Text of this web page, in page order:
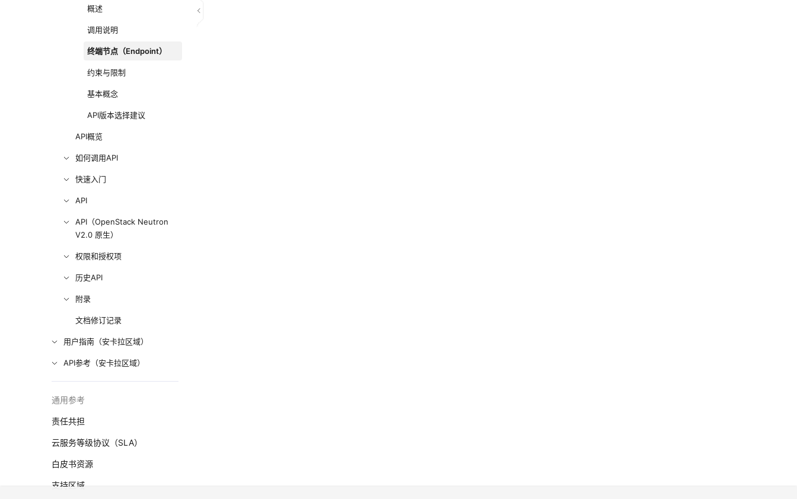
概述
调用说明
终端节点（Endpoint）
约束与限制
基本概念
API版本选择建议
API概览
如何调用API
快速入门
API
API（OpenStack Neutron
V2.0 原生）
权限和授权项
历史API
附录
文档修订记录
用户指南（安卡拉区域）
API参考（安卡拉区域）
通用参考
责任共担
云服务等级协议（SLA）
白皮书资源
支持区域